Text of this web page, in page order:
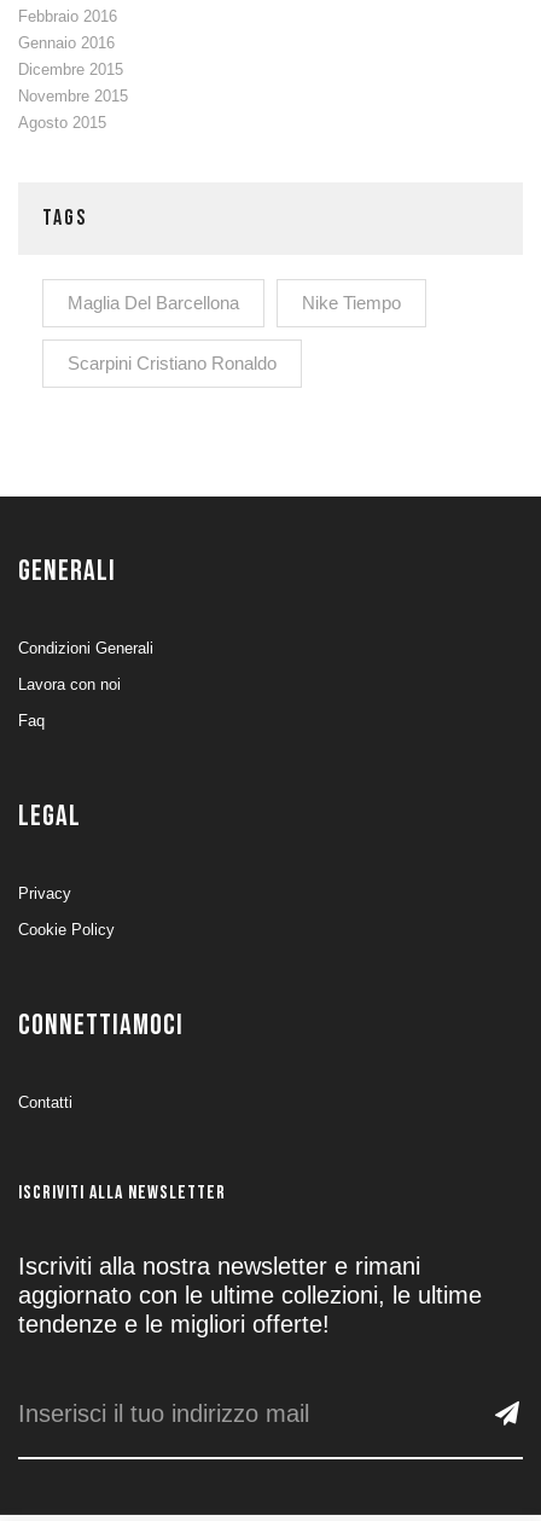
Febbraio 2016
Gennaio 2016
Dicembre 2015
Novembre 2015
Agosto 2015
TAGS
Maglia Del Barcellona Nike Tiempo
Scarpini Cristiano Ronaldo
GENERALI
Condizioni Generali
Lavora con noi
Faq
LEGAL
Privacy
Cookie Policy
CONNETTIAMOCI
Contatti
ISCRIVITI ALLA NEWSLETTER
Iscriviti alla nostra newsletter e rimani
aggiornato con le ultime collezioni, le ultime
tendenze e le migliori offerte!